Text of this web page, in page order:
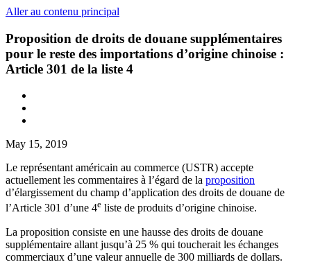
Aller au contenu principal
Proposition de droits de douane supplémentaires
pour le reste des importations d’origine chinoise :
Article 301 de la liste 4
May 15, 2019
Le représentant américain au commerce (USTR) accepte
actuellement les commentaires à l’égard de la proposition
d’élargissement du champ d’application des droits de douane de
l’Article 301 d’une 4e liste de produits d’origine chinoise.
La proposition consiste en une hausse des droits de douane
supplémentaire allant jusqu’à 25 % qui toucherait les échanges
commerciaux d’une valeur annuelle de 300 milliards de dollars.